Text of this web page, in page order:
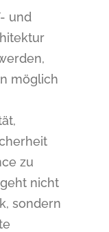
und
möglich
zu
nicht
sondern